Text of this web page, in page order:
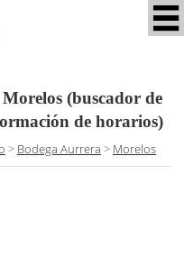
(buscador de
de horarios)
> Bodega Aurrera > Morelos